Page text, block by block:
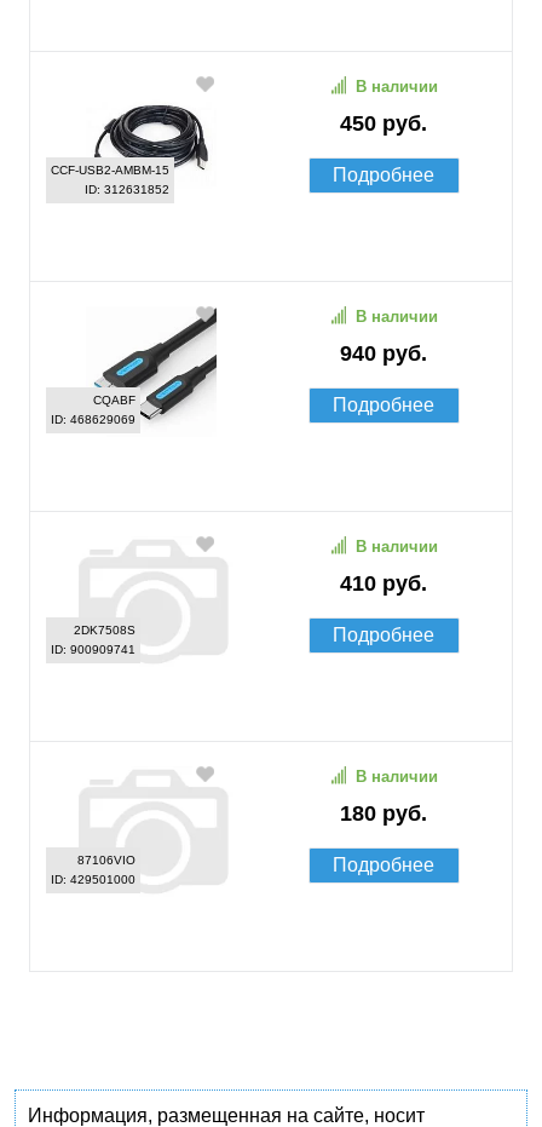
CCF-USB2-AMBM-15
ID: 312631852
450 руб.
В наличии
Подробнее
CQABF
ID: 468629069
940 руб.
В наличии
Подробнее
2DK7508S
ID: 900909741
410 руб.
В наличии
Подробнее
87106VIO
ID: 429501000
180 руб.
В наличии
Подробнее
Информация, размещенная на сайте, носит